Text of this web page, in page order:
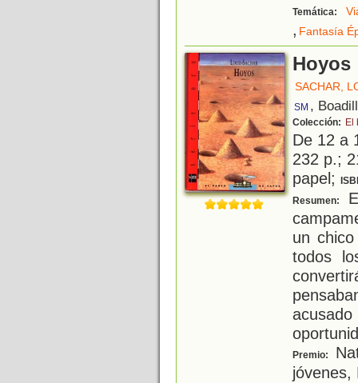
Temática:
, Fantasía
Hoyos
SACHAR,
SM ,
Colección: El
De 12 a
232 p.;
papel;
Resumen:
un
todos
Premio:
jóvenes,